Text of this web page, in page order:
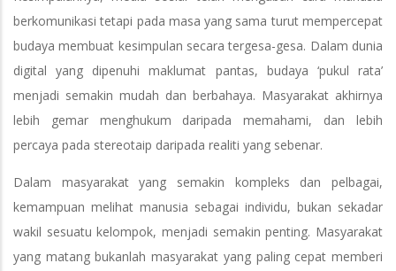
berkomunikasi tetapi pada masa yang sama turut mempercepat
budaya membuat kesimpulan secara tergesa-gesa. Dalam dunia
digital yang dipenuhi maklumat pantas, budaya ‘pukul rata’
menjadi semakin mudah dan berbahaya. Masyarakat akhirnya
lebih gemar menghukum daripada memahami, dan lebih
percaya pada stereotaip daripada realiti yang sebenar.
Dalam masyarakat yang semakin kompleks dan pelbagai,
kemampuan melihat manusia sebagai individu, bukan sekadar
wakil sesuatu kelompok, menjadi semakin penting. Masyarakat
yang matang bukanlah masyarakat yang paling cepat memberi